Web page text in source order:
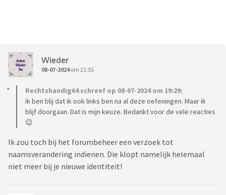
Wieder
08-07-2024om 21:55
Rechtshandig64 schreef op 08-07-2024 om 19:29:
ik ben blij dat ik ook links ben na al deze oefeningen. Maar ik
blijf doorgaan. Dat is mijn keuze. Bedankt voor de vele reacties
😉
Ik zou toch bij het forumbeheer een verzoek tot
naamsverandering indienen. Die klopt namelijk helemaal
niet meer bij je nieuwe identiteit!